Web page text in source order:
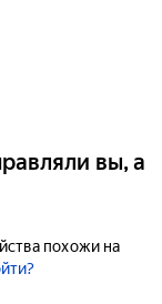
вы, а
похожи на